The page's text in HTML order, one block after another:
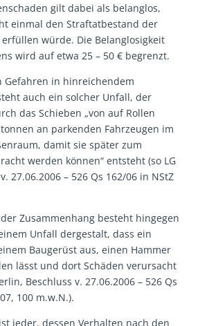
gilt dabei als belanglos,
einmal den Straftatbestand der
würde. Die Belanglosigkeit
wird auf etwa 25 – 50 € begrenzt.
Gefahren in hinreichendem
auch ein solcher Unfall, der
das Schieben „von auf Rollen
an parkenden Fahrzeugen im
damit sie später zum
werden können“ entsteht (so LG
27.06.2006 – 526 Qs 162/06 in NStZ
Zusammenhang besteht hingegen
Unfall dergestalt, dass ein
Baugerüst aus, einen Hammer
lässt und dort Schäden verursacht
Beschluss v. 27.06.2006 – 526 Qs
100 m.w.N.).
ist jeder, dessen Verhalten nach den